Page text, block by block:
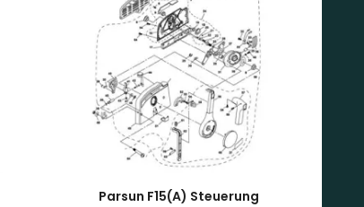
Parsun F15(A) Steuerung